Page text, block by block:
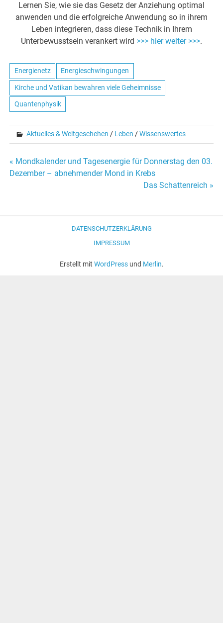
Lernen Sie, wie sie das Gesetz der Anziehung optimal
anwenden und die erfolgreiche Anwendung so in ihrem
Leben integrieren, dass diese Technik in Ihrem
Unterbewusstsein verankert wird >>> hier weiter >>>.
Energienetz Energieschwingungen
Kirche und Vatikan bewahren viele Geheimnisse
Quantenphysik
Aktuelles & Weltgeschehen / Leben /Wissenswertes
Beitrags-
« Mondkalender und Tagesenergie für Donnerstag den 03.
Dezember – abnehmender Mond in Krebs
Das Schattenreich »
DATENSCHUTZERKLÄRUNG
IMPRESSUM
Erstellt mit WordPressund Merlin.